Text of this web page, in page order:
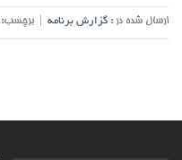
ارسال شده در : گزارش برنامه برچسب: